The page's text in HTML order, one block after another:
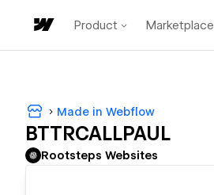
Product Marketplace
Made in Webflow
BTTRCALLPAUL
Rootsteps Websites